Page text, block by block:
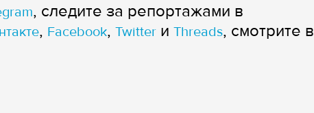
, следите за репортажами в
, Facebook, Twitter и Threads, смотрите в